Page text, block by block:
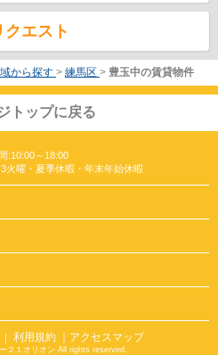
クエスト
から探す > 練馬区 > 豊玉中の賃貸物件
トップに戻る
:10:00～18:00
火曜・夏季休暇・年末年始休暇
｜ 利用規約 ｜アクセスマップ
２１オリオン All rights reserved.